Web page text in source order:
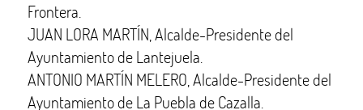
Frontera.
JUAN LORA MARTÍN, Alcalde-Presidente del
Ayuntamiento de Lantejuela.
ANTONIO MARTÍN MELERO, Alcalde-Presidente del
Ayuntamiento de La Puebla de Cazalla.